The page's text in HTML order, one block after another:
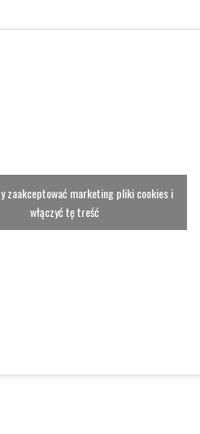
zaakceptować marketing pliki cookies i
włączyć tę treść